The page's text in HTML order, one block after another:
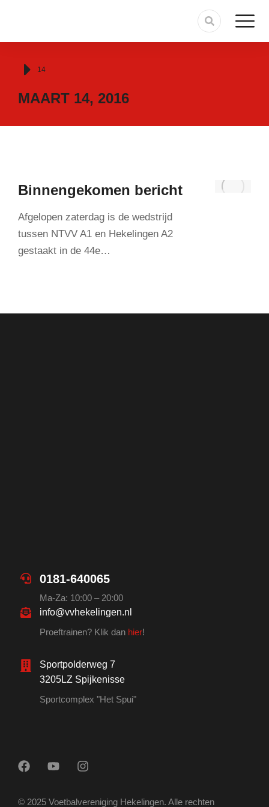
Je bent hier:
14
MAART 14, 2016
Binnengekomen bericht
Afgelopen zaterdag is de wedstrijd
tussen NTVV A1 en Hekelingen A2
gestaakt in de 44e…
0181-640065
Ma-Za: 10:00 – 20:00
info@vvhekelingen.nl
Proeftrainen? Klik dan hier!
Sportpolderweg 7
3205LZ Spijkenisse
Sportcomplex "Het Spui"
© 2025 Voetbalvereniging Hekelingen. Alle rechten